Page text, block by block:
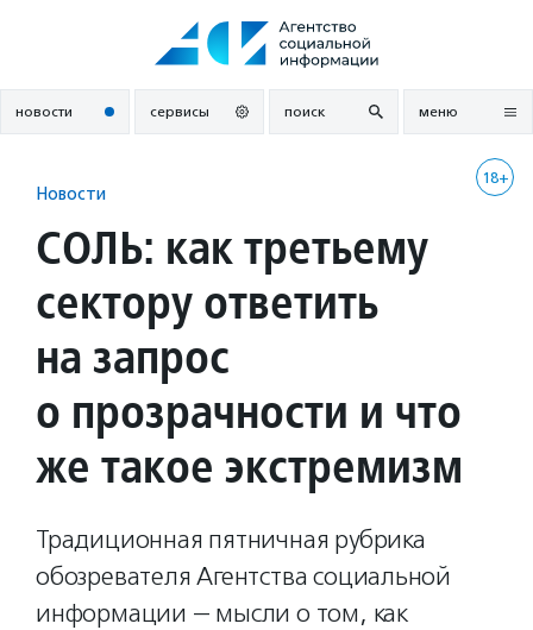
новости сервисы поиск меню
18+
Новости
СОЛЬ: как третьему
сектору ответить
на запрос
о прозрачности и что
же такое экстремизм
Традиционная пятничная рубрика
обозревателя Агентства социальной
информации — мысли о том, как